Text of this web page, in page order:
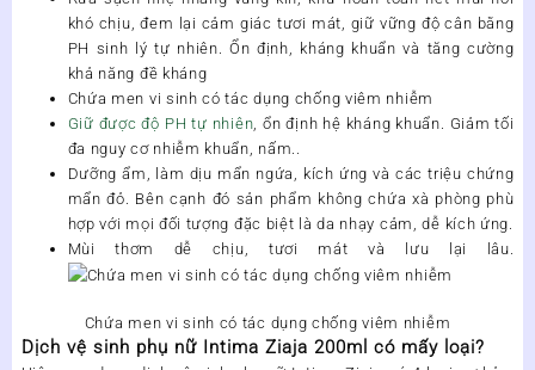
khó chịu, đem lại cảm giác tươi mát, giữ vững độ cân bằng
PH sinh lý tự nhiên. Ổn định, kháng khuẩn và tăng cường
khả năng đề kháng
Chứa men vi sinh có tác dụng chống viêm nhiễm
Giữ được độ PH tự nhiên , ổn định hệ kháng khuẩn. Giảm tối
đa nguy cơ nhiễm khuẩn, nấm..
Dưỡng ẩm, làm dịu mẩn ngứa, kích ứng và các triệu chứng
mẩn đỏ. Bên cạnh đó sản phẩm không chứa xà phòng phù
hợp với mọi đối tượng đặc biệt là da nhạy cảm, dễ kích ứng.
Mùi thơm dễ chịu, tươi mát và lưu lại lâu.
Chứa men vi sinh có tác dụng chống viêm nhiễm
Dịch vệ sinh phụ nữ Intima Ziaja 200ml có mấy loại?